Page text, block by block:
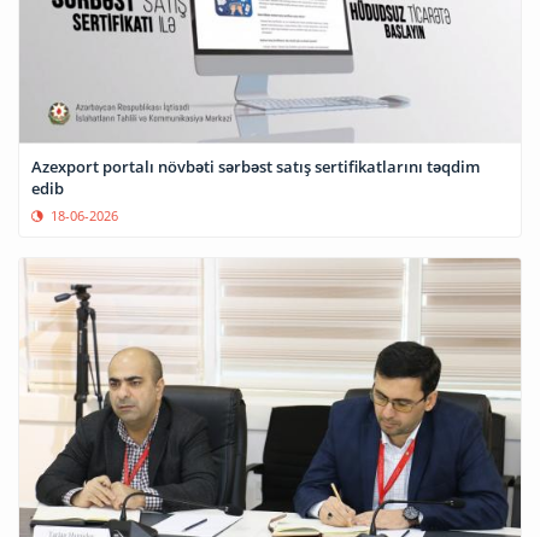
Azexport portalı növbəti sərbəst satış sertifikatlarını təqdim
edib
18-06-2026